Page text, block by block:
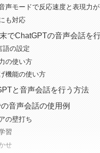
声モードで反応速度と表現力
も対応
でChatGPTの音声会話を
語の設定
の使い方
機能の使い方
と音声会話を行う方法
音声会話の使用例
の壁打ち
習
せ